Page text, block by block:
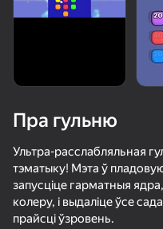
50+ лепшых гульняў, у
нават тыя, хто «не гуляе»
Пра гульню
Ультра-расслабляльная
тэматыку! Мэта ў
запусціце гарматныя
колеру, і выдаліце ўсе
прайсці ўзровень.